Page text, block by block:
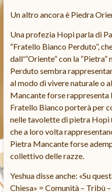
Un altro ancora è Piedra
Una profezia Hopi parla di
“Fratello Bianco Perduto”,
dall'”Oriente” con la
Perduto sembra
al modo di vivere naturale o
Mancante forse rappresenta
Fratello Bianco porterà per
nelle tavolette di pietra Hopi
che a loro volta
Pietra Mancante forse
collettivo delle razze.
Yeshua disse anche: «Su
Chiesa» = Comunità – Tribù –